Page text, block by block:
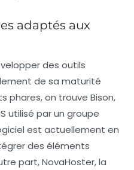
adaptés aux
des outils
de sa maturité
phares, on trouve Bison,
utilisé par un groupe
est actuellement en
des éléments
part, NovaHoster, la